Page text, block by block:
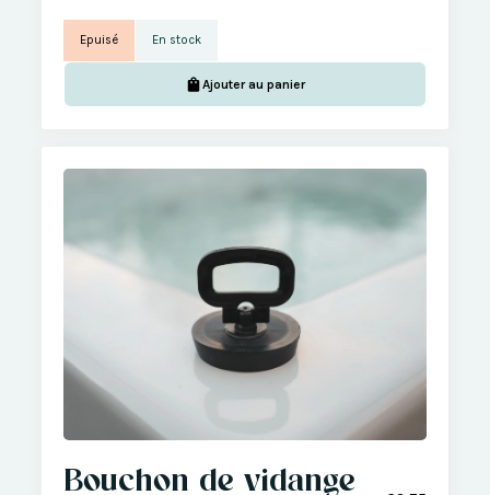
Epuisé En stock
Ajouter au panier
Bouchon de vidange